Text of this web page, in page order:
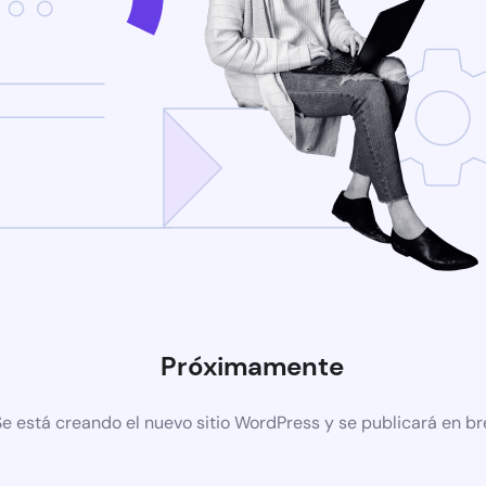
Próximamente
está creando el nuevo sitio WordPress y se publicará en